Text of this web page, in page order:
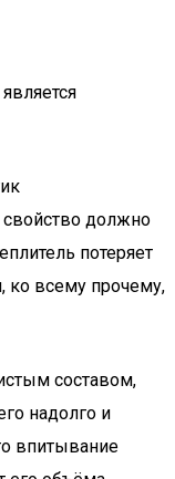
свойство должно
потеряет
ко всему прочему,
составом,
надолго и
впитывание